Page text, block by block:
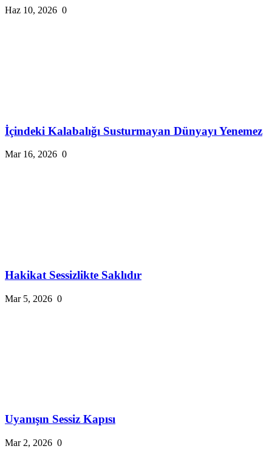
Haz 10, 2026 0
İçindeki Kalabalığı Susturmayan Dünyayı Yenemez
Mar 16, 2026 0
Hakikat Sessizlikte Saklıdır
Mar 5, 2026 0
Uyanışın Sessiz Kapısı
Mar 2, 2026 0